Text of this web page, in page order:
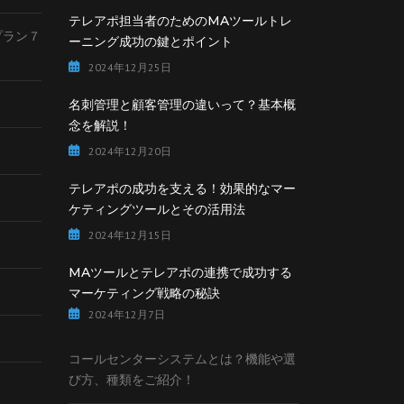
ン７
テレアポ担当者のためのMAツールトレ
ーニング成功の鍵とポイント
2024年12月25日
名刺管理と顧客管理の違いって？基本概
念を解説！
2024年12月20日
テレアポの成功を支える！効果的なマー
ケティングツールとその活用法
2024年12月15日
MAツールとテレアポの連携で成功する
マーケティング戦略の秘訣
2024年12月7日
コールセンターシステムとは？機能や選
び方、種類をご紹介！